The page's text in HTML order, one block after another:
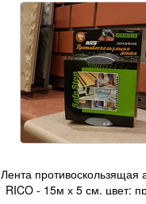
Лента противоскользящая
RICO - 15м х 5 см, цвет: